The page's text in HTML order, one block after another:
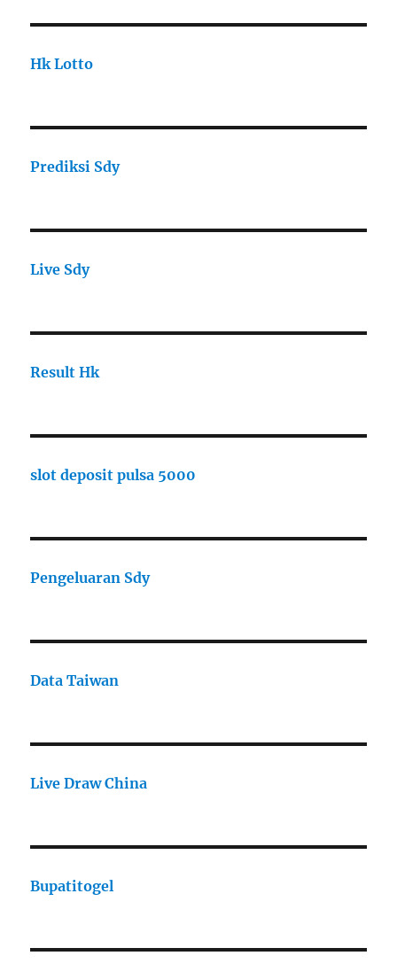
Hk Lotto
Prediksi Sdy
Live Sdy
Result Hk
slot deposit pulsa 5000
Pengeluaran Sdy
Data Taiwan
Live Draw China
Bupatitogel